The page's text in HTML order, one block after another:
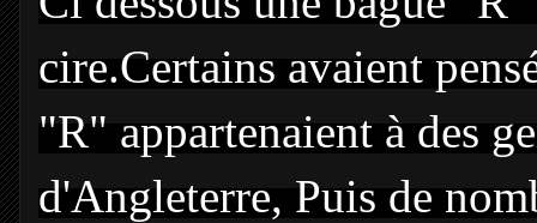
cire.Certains avaient
"R" appartenaient à des
d'Angleterre, Puis de